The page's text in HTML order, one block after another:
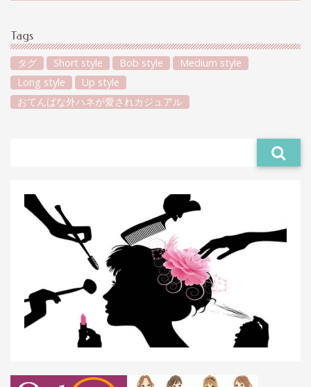
Tags
タグ Short style Bob style
Medium style
Long style
Up style
おてんばな外ハネが愛されカジュアル